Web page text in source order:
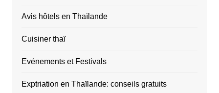
Avis hôtels en Thaïlande
Cuisiner thaï
Evénements et Festivals
Exptriation en Thaïlande: conseils gratuits